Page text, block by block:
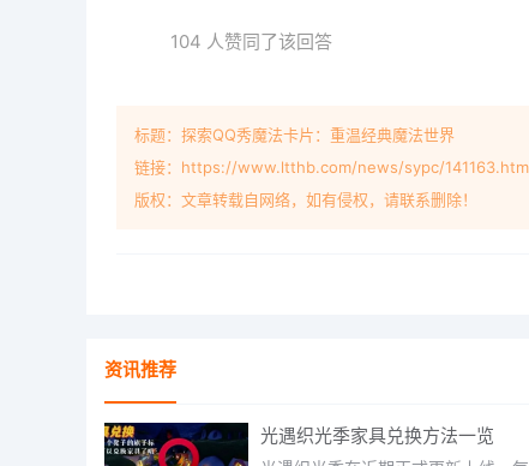
104 人赞同了该回答
标题：探索QQ秀魔法卡片：重温经典魔法世界
链接：https://www.ltthb.com/news/sypc/
版权：文章转载自网络，如有侵权，请联系删除！
资讯推荐
光遇织光季家具兑换方法一览